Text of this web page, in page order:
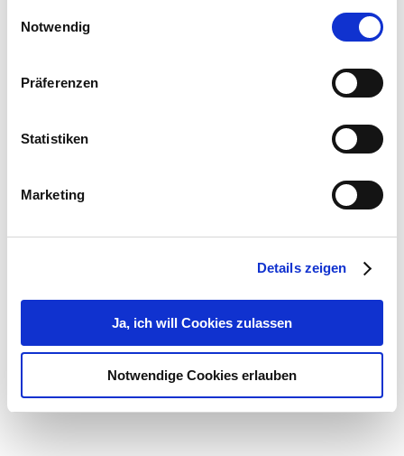
Notwendig
Präferenzen
Statistiken
Marketing
Details zeigen
Ja, ich will Cookies zulassen
Notwendige Cookies erlauben